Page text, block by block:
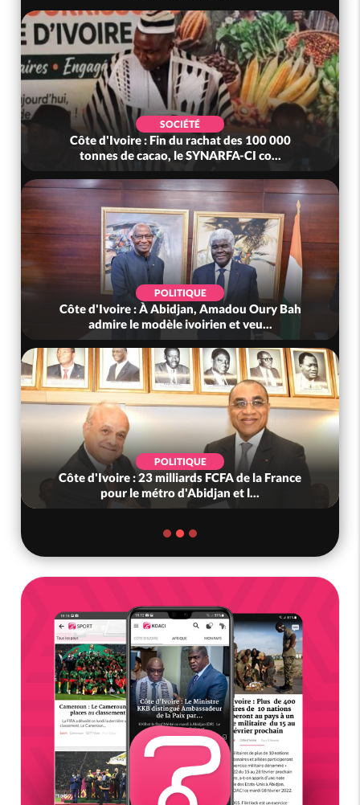
SOCIÉTÉ
Côte d'Ivoire : Fin du rachat des 100 000
tonnes de cacao, le SYNARFA-CI co...
POLITIQUE
Côte d'Ivoire : À Abidjan, Amadou Oury Bah
admire le modèle ivoirien et veu...
POLITIQUE
Côte d'Ivoire : 23 milliards FCFA de la France
pour le métro d'Abidjan et l...